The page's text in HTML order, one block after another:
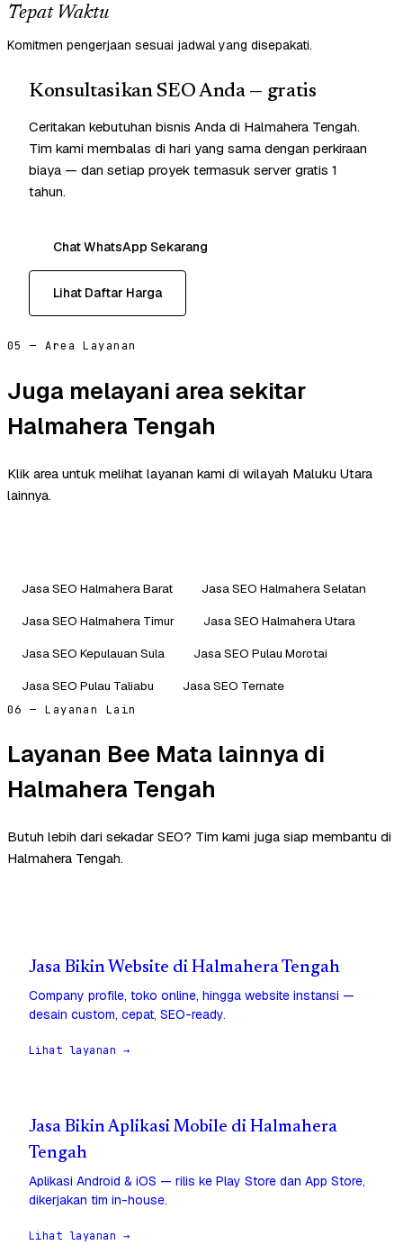
Tepat Waktu
Komitmen pengerjaan sesuai jadwal yang disepakati.
Konsultasikan SEO Anda — gratis
Ceritakan kebutuhan bisnis Anda di Halmahera Tengah.
Tim kami membalas di hari yang sama dengan perkiraan
biaya — dan setiap proyek termasuk server gratis 1
tahun.
Chat WhatsApp Sekarang
Lihat Daftar Harga
05 — Area Layanan
Juga melayani area sekitar
Halmahera Tengah
Klik area untuk melihat layanan kami di wilayah Maluku Utara
lainnya.
Jasa SEO Halmahera Barat
Jasa SEO Halmahera Selatan
Jasa SEO Halmahera Timur
Jasa SEO Halmahera Utara
Jasa SEO Kepulauan Sula
Jasa SEO Pulau Morotai
Jasa SEO Pulau Taliabu
Jasa SEO Ternate
06 — Layanan Lain
Layanan Bee Mata lainnya di
Halmahera Tengah
Butuh lebih dari sekadar SEO? Tim kami juga siap membantu di
Halmahera Tengah.
Jasa Bikin Website di Halmahera Tengah
Company profile, toko online, hingga website instansi —
desain custom, cepat, SEO-ready.
Lihat layanan →
Jasa Bikin Aplikasi Mobile di Halmahera
Tengah
Aplikasi Android & iOS — rilis ke Play Store dan App Store,
dikerjakan tim in-house.
Lihat layanan →